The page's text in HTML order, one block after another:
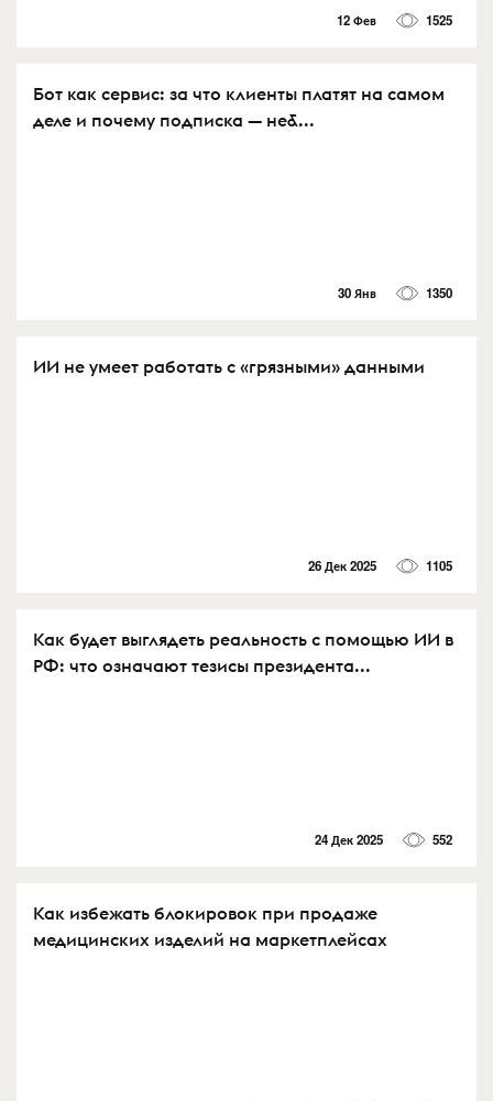
12 Фев 1525
Бот как сервис: за что клиенты платят на самом
деле и почему подписка — не&...
30 Янв 1350
ИИ не умеет работать с «грязными» данными
26 Дек 2025 1105
Как будет выглядеть реальность с помощью ИИ в
РФ: что означают тезисы президента...
24 Дек 2025 552
Как избежать блокировок при продаже
медицинских изделий на маркетплейсах